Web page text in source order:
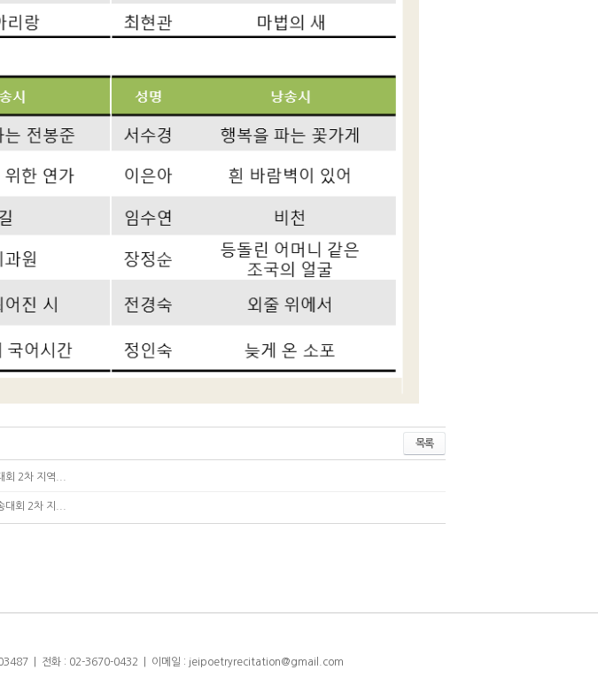
목록
회 2차 지역...
대회 2차 지...
03487 | 전화 : 02-3670-0432 | 이메일 : jeipoetryrecitation@gmail.com